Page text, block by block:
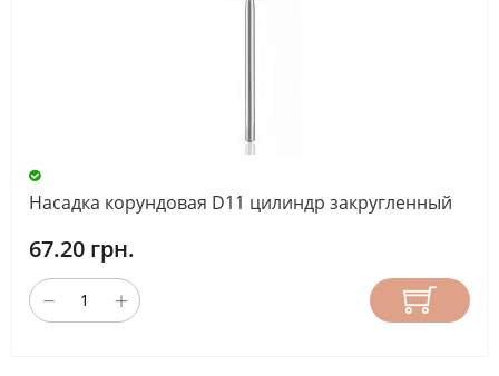
Насадка корундовая D11 цилиндр закругленный
67.20 грн.